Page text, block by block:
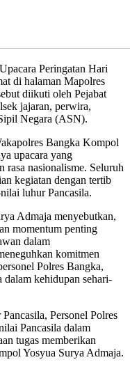
Peringatan Hari
di halaman Mapolres
diikuti oleh Pejabat
jajaran, perwira,
Negara (ASN).
Bangka Kompol
upacara yang
rasa nasionalisme. Seluruh
kegiatan dengan tertib
luhur Pancasila.
Admaja menyebutkan,
momentum penting
dalam
komitmen
Polres Bangka,
kehidupan sehari-
Personel Polres
Pancasila dalam
tugas memberikan
Yosyua Surya Admaja.